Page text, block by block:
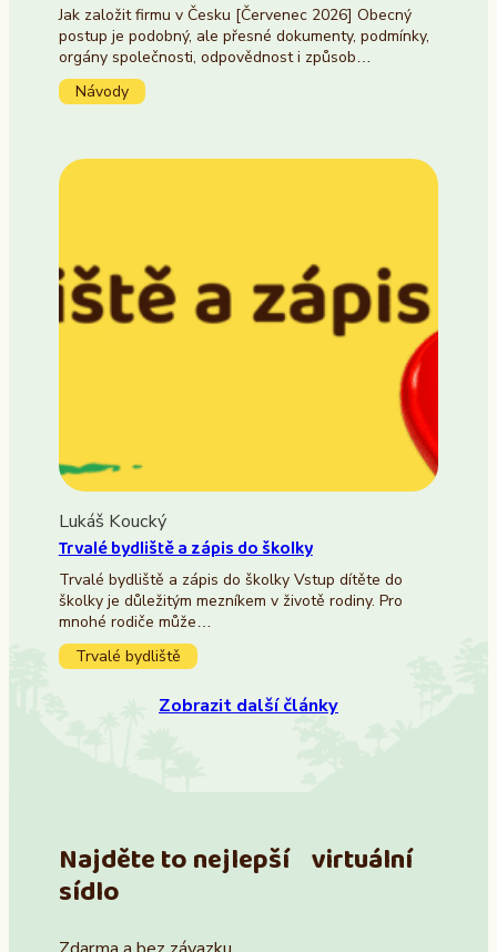
Jak založit firmu v Česku [Červenec 2026] Obecný
postup je podobný, ale přesné dokumenty, podmínky,
orgány společnosti, odpovědnost i způsob…
Návody
Lukáš Koucký
Trvalé bydliště a zápis do školky
Trvalé bydliště a zápis do školky Vstup dítěte do
školky je důležitým mezníkem v životě rodiny. Pro
mnohé rodiče může…
Trvalé bydliště
Zobrazit další články
Najděte to nejlepší virtuální
sídlo